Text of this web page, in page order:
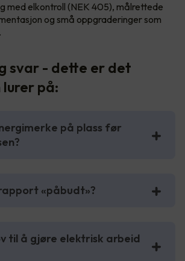
med elkontroll (NEK 405), målrettede
og små oppgraderinger som
svar - dette er det
lurer på:
på plass før
«påbudt»?
til å gjøre elektrisk arbeid